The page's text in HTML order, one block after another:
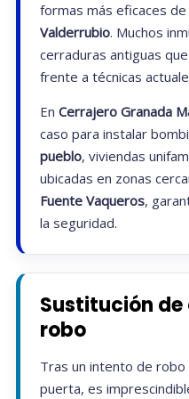
formas más eficaces
Valderrubio. Muchos
cerraduras antiguas
frente a técnicas
En Cerrajero Granada
caso para instalar
pueblo, viviendas
ubicadas en zonas
Fuente Vaqueros,
la seguridad.
Sustitución
robo
Tras un intento de robo
puerta, es